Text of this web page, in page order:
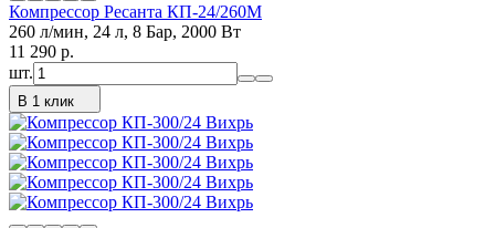
Компрессор Ресанта КП-24/260М
260 л/мин, 24 л, 8 Бар, 2000 Вт
11 290 p.
шт.
В 1 клик